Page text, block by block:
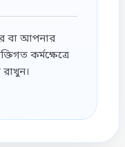
বা আপনার
কর্মক্ষেত্রে